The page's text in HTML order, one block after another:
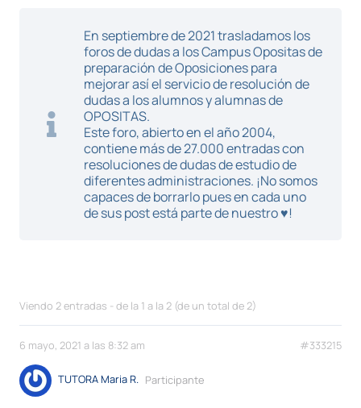
En septiembre de 2021 trasladamos los
foros de dudas a los Campus Opositas de
preparación de Oposiciones para
mejorar así el servicio de resolución de
dudas a los alumnos y alumnas de
OPOSITAS.
Este foro, abierto en el año 2004,
contiene más de 27.000 entradas con
resoluciones de dudas de estudio de
diferentes administraciones. ¡No somos
capaces de borrarlo pues en cada uno
de sus post está parte de nuestro ♥!
Viendo 2 entradas - de la 1 a la 2 (de un total de 2)
6 mayo, 2021 a las 8:32 am #333215
TUTORA Maria R. Participante